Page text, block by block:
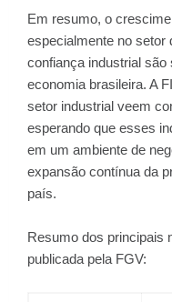
Em resumo, o
especialmente no setor
confiança industrial
economia brasileira. A
setor industrial veem
esperando que esses
em um ambiente de
expansão contínua da
país.
Resumo dos principais
publicada pela FGV: